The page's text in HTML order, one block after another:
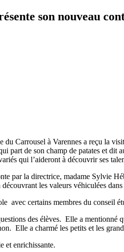
son nouveau
du Carrousel à Varennes a reçu la
part de son champ de patates et
qui l’aideront à découvrir ses
par la directrice, madame Sylvie
les valeurs véhiculées
avec certains membres du conseil
des élèves. Elle a mentionné
Elle a charmé les petits et les
et enrichissante.